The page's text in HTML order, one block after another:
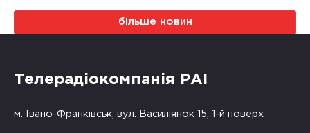
більше новин
Телерадіокомпанія РАІ
м. Івано-Франківськ, вул. Василіянок 15, 1-й поверх